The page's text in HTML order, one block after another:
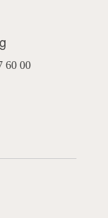
60 00